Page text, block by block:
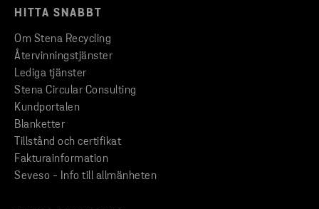
HITTA SNABBT
Om Stena Recycling
Återvinningstjänster
Lediga tjänster
Stena Circular Consulting
Kundportalen
Blanketter
Tillstånd och certifikat
Fakturainformation
Seveso - Info till allmänheten